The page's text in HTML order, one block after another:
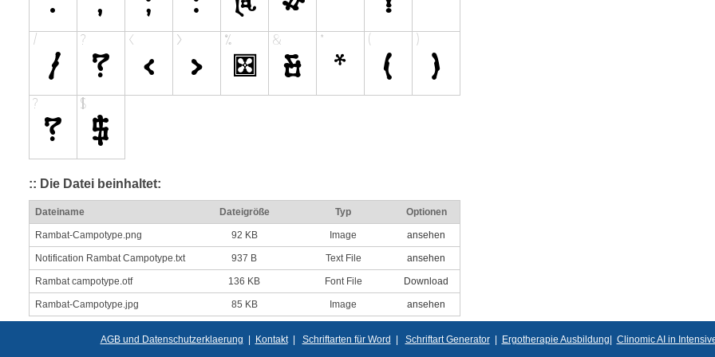
:: Die Datei beinhaltet:
Dateiname Dateigröße Typ Optionen
Rambat-Campotype.png 92 KB Image ansehen
Notification Rambat Campotype.txt 937 B Text File ansehen
Rambat campotype.otf 136 KB Font File Download
Rambat-Campotype.jpg 85 KB Image ansehen
AGB und Datenschutzerklaerung | Kontakt| Schriftarten für Word | Schriftart Generator| Ergotherapie Ausbildung| Clinomic AI in